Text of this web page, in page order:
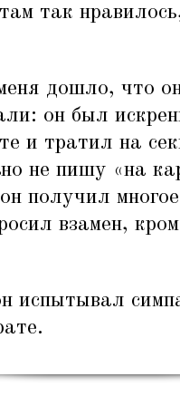
так
дошло, что
он был
и тратил на
не пишу «на
получил
взамен,
испытывал